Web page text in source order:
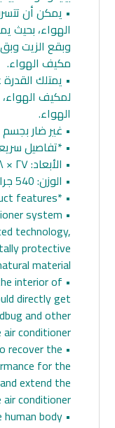
• يمكن أن
الهواء، بحيث
وبقع الزيت
مكيف الهواء.
• يمتلك القدرة
لمكيف
الهواء.
• غير ضار بجسم
• *تفاصيل
• الأبعاد: ٢٧ × ٨.٨× ٨.٨ سم.
• الوزن: 540 جرام.
• *Product features*
system
technology,
protective
material.
interior of
directly get
and other
conditioner.
recover the
for the
extend the
conditioner.
• Harmless for the human body.